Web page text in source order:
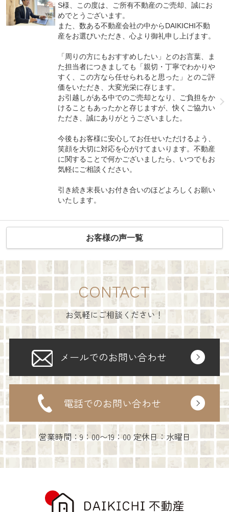
S様、この度は、ご所有不動産のご売却、誠にお
めでとうございます。
また、数ある不動産会社の中からDAIKICHI不動
産をお選びいただき、心より御礼申し上げます。
「周りの方にもおすすめしたい」とのお言葉、ま
た担当者につきましても「親切・丁寧でわかりや
すく、この方なら任せられると思った」とのご評
価をいただき、大変光栄に存じます。
お引越しがある中でのご売却となり、ご負担をか
けることもあったかと存じますが、快くご協力い
ただき、誠にありがとうございました。
今後もお客様に安心してお任せいただけるよう、
笑顔を大切に対応を心がけてまいります。不動産
に関することで何かございましたら、いつでもお
気軽にご相談ください。
引き続き末長いお付き合いのほどよろしくお願い
いたします。
お客様の声一覧
CONTACT
お気軽にご相談ください！
メールでのお問い合わせ
電話でのお問い合わせ
営業時間：9：00〜19：00 定休日：水曜日